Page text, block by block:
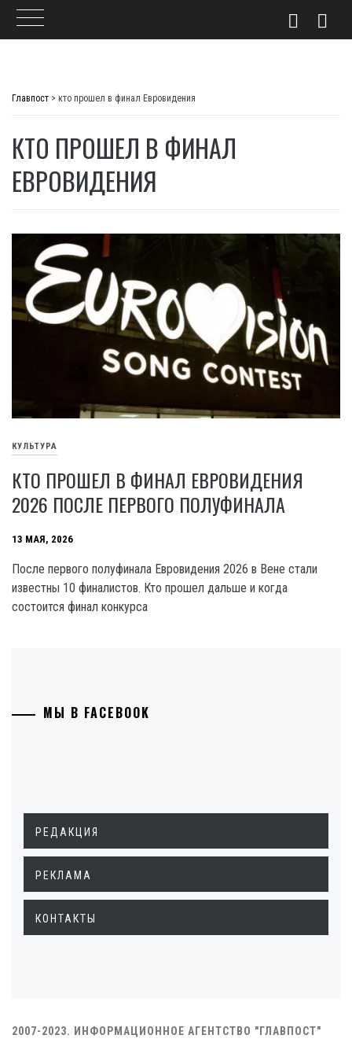
Главпост > кто прошел в финал Евровидения
КТО ПРОШЕЛ В ФИНАЛ
ЕВРОВИДЕНИЯ
КУЛЬТУРА
КТО ПРОШЕЛ В ФИНАЛ ЕВРОВИДЕНИЯ
2026 ПОСЛЕ ПЕРВОГО ПОЛУФИНАЛА
13 МАЯ, 2026
После первого полуфинала Евровидения 2026 в Вене стали
известны 10 финалистов. Кто прошел дальше и когда
состоится финал конкурса
МЫ В FACEBOOK
РЕДАКЦИЯ
РЕКЛАМА
КОНТАКТЫ
2007-2023. ИНФОРМАЦИОННОЕ АГЕНТСТВО "ГЛАВПОСТ"